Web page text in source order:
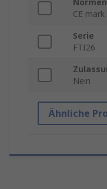
CE mark
Serie
FTI26
Nein
Ähnliche